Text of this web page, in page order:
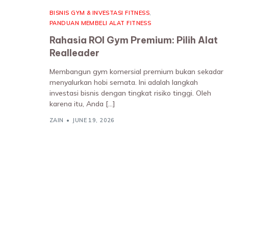
BISNIS GYM & INVESTASI FITNESS
PANDUAN MEMBELI ALAT FITNESS
Rahasia ROI Gym Premium: Pilih Alat
Realleader
Membangun gym komersial premium bukan sekadar
menyalurkan hobi semata. Ini adalah langkah
investasi bisnis dengan tingkat risiko tinggi. Oleh
karena itu, Anda […]
ZAIN JUNE 19, 2026